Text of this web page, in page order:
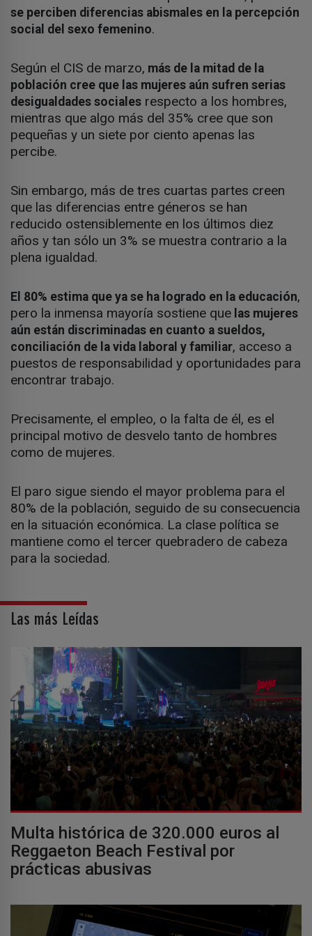
se perciben diferencias abismales en la percepción
social del sexo femenino.
Según el CIS de marzo, más de la mitad de la
población cree que las mujeres aún sufren serias
desigualdades sociales respecto a los hombres,
mientras que algo más del 35% cree que son
pequeñas y un siete por ciento apenas las
percibe.
Sin embargo, más de tres cuartas partes creen
que las diferencias entre géneros se han
reducido ostensiblemente en los últimos diez
años y tan sólo un 3% se muestra contrario a la
plena igualdad.
El 80% estima que ya se ha logrado en la educación,
pero la inmensa mayoría sostiene que las mujeres
aún están discriminadas en cuanto a sueldos,
conciliación de la vida laboral y familiar, acceso a
puestos de responsabilidad y oportunidades para
encontrar trabajo.
Precisamente, el empleo, o la falta de él, es el
principal motivo de desvelo tanto de hombres
como de mujeres.
El paro sigue siendo el mayor problema para el
80% de la población, seguido de su consecuencia
en la situación económica. La clase política se
mantiene como el tercer quebradero de cabeza
para la sociedad.
Las más Leídas
Multa histórica de 320.000 euros al
Reggaeton Beach Festival por
prácticas abusivas